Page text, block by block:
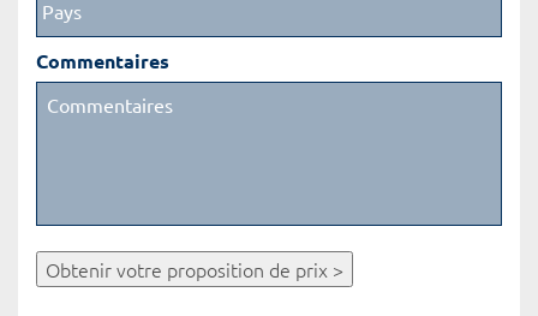
Commentaires
Obtenir votre proposition de prix >